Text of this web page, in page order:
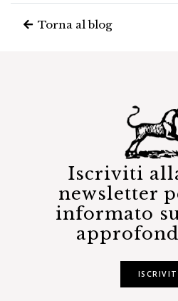
Torna al blog
Iscriviti
newsletter
informato